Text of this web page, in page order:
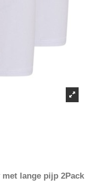
lange pijp 2Pack